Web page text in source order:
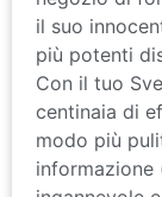
il suo
più potenti
Con il tuo
centinaia di
modo più
informazione
ingannevole